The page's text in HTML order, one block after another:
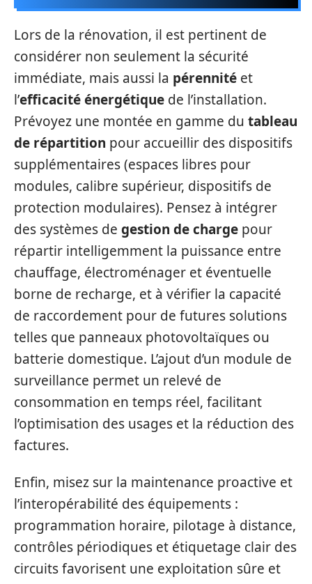
Lors de la rénovation, il est pertinent de
considérer non seulement la sécurité
immédiate, mais aussi la pérennité et
l’efficacité énergétique de l’installation.
Prévoyez une montée en gamme du tableau
de répartition pour accueillir des dispositifs
supplémentaires (espaces libres pour
modules, calibre supérieur, dispositifs de
protection modulaires). Pensez à intégrer
des systèmes de gestion de charge pour
répartir intelligemment la puissance entre
chauffage, électroménager et éventuelle
borne de recharge, et à vérifier la capacité
de raccordement pour de futures solutions
telles que panneaux photovoltaïques ou
batterie domestique. L’ajout d’un module de
surveillance permet un relevé de
consommation en temps réel, facilitant
l’optimisation des usages et la réduction des
factures.
Enfin, misez sur la maintenance proactive et
l’interopérabilité des équipements :
programmation horaire, pilotage à distance,
contrôles périodiques et étiquetage clair des
circuits favorisent une exploitation sûre et